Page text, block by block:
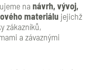
na návrh, vývoj,
materiálu jejichž
zákazníků,
a závaznými